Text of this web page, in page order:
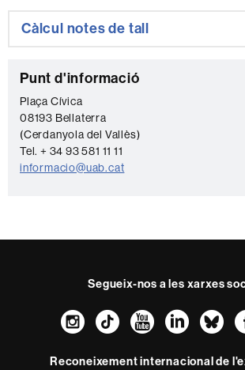
Càlcul notes de tall
C
o
n
t
a
e
Punt d'informació
Plaça Cívica
08193 Bellaterra
(Cerdanyola del Vallès)
Tel. + 34 93 581 11 11
informacio@uab.cat
Segueix-nos a les xarxes
Instagram
TikTok
Reconeixement internacional de